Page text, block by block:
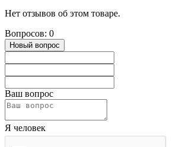
Нет отзывов об этом товаре.
Вопросов: 0
Новый вопрос
Ваш вопрос
Я человек